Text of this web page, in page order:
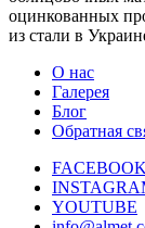
оцинкованных
из стали в
О нас
Галерея
Блог
Обратная
FACEBOOK
YOUTUBE